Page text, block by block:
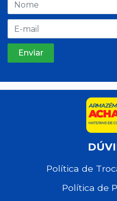
Política de
Política de